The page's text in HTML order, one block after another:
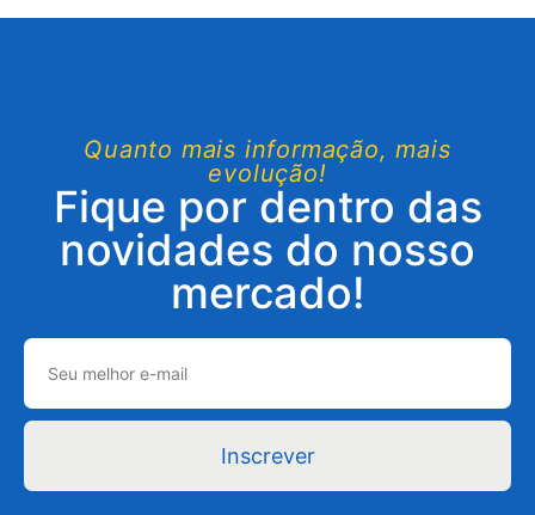
Quanto mais informação, mais
evolução!
Fique por dentro das
novidades do nosso
mercado!
Inscrever